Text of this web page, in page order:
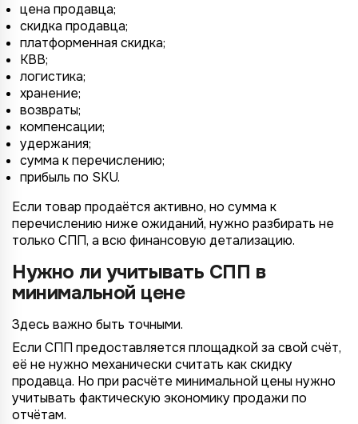
цена продавца;
скидка продавца;
платформенная скидка;
КВВ;
логистика;
хранение;
возвраты;
компенсации;
удержания;
сумма к перечислению;
прибыль по SKU.
Если товар продаётся активно, но сумма к
перечислению ниже ожиданий, нужно разбирать не
только СПП, а всю финансовую детализацию.
Нужно ли учитывать СПП в
минимальной цене
Здесь важно быть точными.
Если СПП предоставляется площадкой за свой счёт,
её не нужно механически считать как скидку
продавца. Но при расчёте минимальной цены нужно
учитывать фактическую экономику продажи по
отчётам.